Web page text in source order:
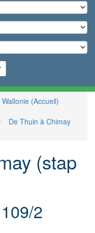
(Accueil)
De Thuin à Chimay
(stap
2